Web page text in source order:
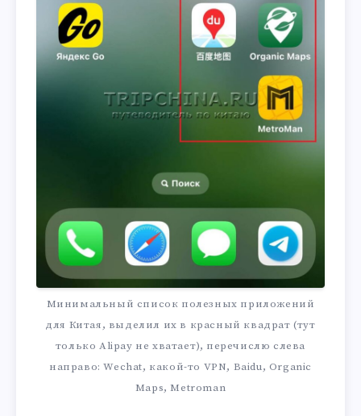
Минимальный список полезных приложений
для Китая, выделил их в красный квадрат (тут
только Alipay не хватает), перечислю слева
направо: Wechat, какой-то VPN, Baidu, Organic
Maps, Metroman